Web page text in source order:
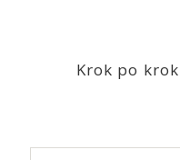
Krok po